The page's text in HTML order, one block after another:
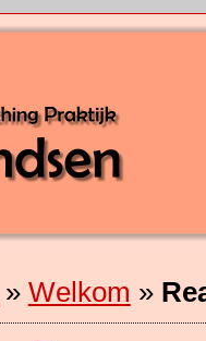
» Welkom »